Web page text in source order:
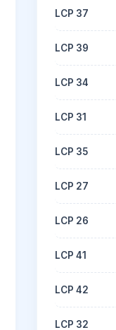
LCP 37
LCP 39
LCP 34
LCP 31
LCP 35
LCP 27
LCP 26
LCP 41
LCP 42
LCP 32